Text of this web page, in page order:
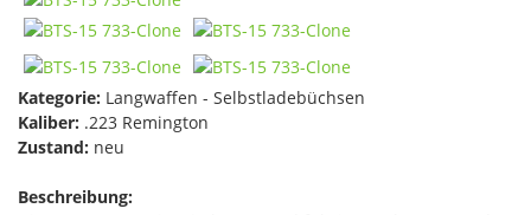
Kategorie: Langwaffen - Selbstladebüchsen
Kaliber: .223 Remington
Zustand: neu
Beschreibung: